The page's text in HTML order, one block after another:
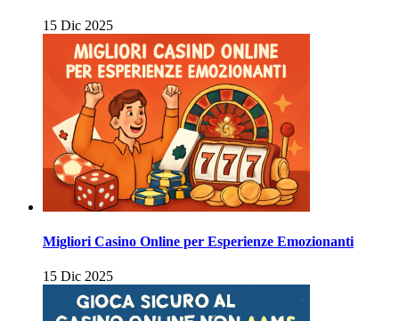
15 Dic 2025
Migliori Casino Online per Esperienze Emozionanti
15 Dic 2025